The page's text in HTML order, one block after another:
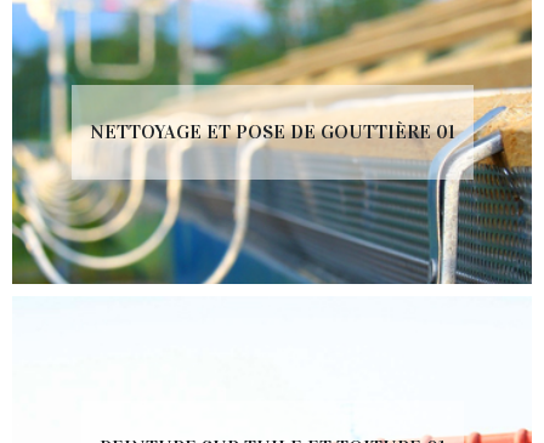
NETTOYAGE ET POSE DE GOUTTIÈRE 01